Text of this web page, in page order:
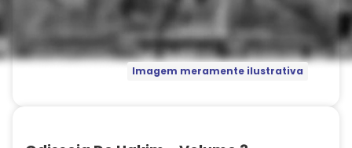
Imagem meramente ilustrativa